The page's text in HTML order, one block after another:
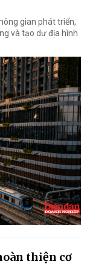
gian phát triển,
và tạo dư địa hình
thiện cơ